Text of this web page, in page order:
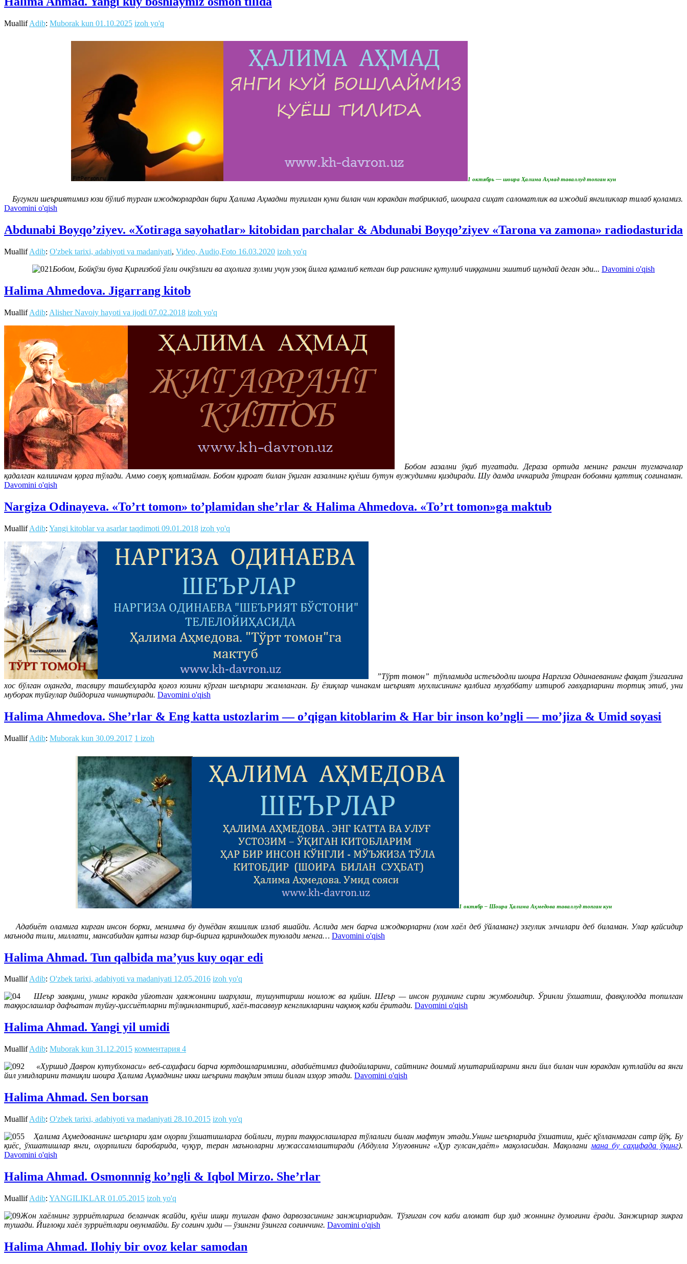
MuallifAdib: Muborak kun 01.10.2025 izoh yo'q
1 октябрь — шоира Ҳалима Аҳмад таваллуд топган кун
Бугунги шеъриятимиз юзи бўлиб турган ижодкорлардан бири Ҳалима Аҳмадни туғилган куни билан чин юракдан табриклаб, шоирага сиҳат саломатлик ва ижодий янгиликлар тилаб қоламиз.
Davomini o'qish
Abdunabi Boyqo’ziyev. «Xotiraga sayohatlar» kitobidan parchalar & Abdunabi Boyqo’ziyev «Tarona va zamona» radiodasturida
MuallifAdib: O'zbek tarixi, adabiyoti va madaniyati, Video, Audio,Foto 16.03.2020 izoh yo'q
Бобом, Бойқўзи бува Қирғизбой ўғли очкўзлиги ва аҳолига зулми учун узоқ йилга қамалиб кетган бир раиснинг қутулиб чиққанини эшитиб шундай деган эди... Davomini o'qish
Halima Ahmedova. Jigarrang kitob
MuallifAdib: Alisher Navoiy hayoti va ijodi 07.02.2018 izoh yo'q
Бобом ғазални ўқиб тугатади. Дераза ортида менинг рангин тугмачалар
қадалган калишчам қорга тўлади. Аммо совуқ қотмайман. Бобом қироат билан ўқиган ғазалнинг қуёши бутун вужудимни қиздиради. Шу дамда ичкарида ўтирган бобомни қаттиқ соғинаман.
Davomini o'qish
Nargiza Odinayeva. «To’rt tomon» to’plamidan she’rlar & Halima Ahmedova. «To’rt tomon»ga maktub
MuallifAdib: Yangi kitoblar va asarlar taqdimoti 09.01.2018 izoh yo'q
”Тўрт томон” тўпламида истеъдодли шоира Наргиза Одинаеванинг фақат ўзигагина
хос бўлган оҳангда, тасвиру ташбеҳларда қоғоз юзини кўрган шеърлари жамланган. Бу ёзиқлар чинакам шеърият мухлисининг қалбига муҳаббату изтироб гавҳарларини тортиқ этиб, уни
муборак туйғулар дийдорига чиниқтиради. Davomini o'qish
Halima Ahmedova. She’rlar & Eng katta ustozlarim — o’qigan kitoblarim & Har bir inson ko’ngli — mo’jiza & Umid soyasi
MuallifAdib: Muborak kun 30.09.2017 1 izoh
1 октябр – Шоира Ҳалима Аҳмедова таваллуд топган кун
Адабиёт оламига кирган инсон борки, менимча бу дунёдан яхшилик излаб яшайди. Аслида мен барча ижодкорларни (хом хаёл деб ўйламанг) эзгулик элчилари деб биламан. Улар қайсидир
маънода тили, миллати, мансабидан қатъи назар бир-бирига қариндошдек туюлади менга… Davomini o'qish
Halima Ahmad. Tun qalbida ma’yus kuy oqar edi
MuallifAdib: O'zbek tarixi, adabiyoti va madaniyati 12.05.2016 izoh yo'q
Шеър завқини, унинг юракда уйғотган ҳаяжонини шарҳлаш, тушунтириш ноилож ва қийин. Шеър — инсон руҳининг сирли жумбоғидир. Ўринли ўхшатиш, фавқулодда топилган
таққослашлар дафъатан туйғу-ҳиссиётларни тўлқинлантириб, хаёл-тасаввур кенгликларини чақмоқ каби ёритади. Davomini o'qish
Halima Ahmad. Yangi yil umidi
MuallifAdib: Muborak kun 31.12.2015 комментария 4
«Хуршид Даврон кутубхонаси» веб-саҳифаси барча юртдошларимизни, адабиётимиз фидойиларини, сайтнинг доимий муштарийларини янги йил билан чин юракдан қутлайди ва янги
йил умидларини таниқли шоира Ҳалима Аҳмаднинг икки шеърини тақдим этиш билан изҳор этади. Davomini o'qish
Halima Ahmad. Sen borsan
MuallifAdib: O'zbek tarixi, adabiyoti va madaniyati 28.10.2015 izoh yo'q
Ҳалима Аҳмедованинг шеърлари ҳам оҳорли ўхшатишларга бойлиги, турли таққослашларга тўлалиги билан мафтун этади.Унинг шеърларида ўхшатиш, қиёс қўлланмаган сатр йўқ. Бу
қиёс, ўхшатишлар янги, оҳорлилиги баробарида, чуқур, теран маъноларни мужассамлаштиради (Абдулла Улуғовнинг «Ҳур гулсан,ҳаёт» мақоласидан. Мақолани мана бу саҳифада ўқинг).
Davomini o'qish
Halima Ahmad. Osmonnnig ko’ngli & Iqbol Mirzo. She’rlar
MuallifAdib: YANGILIKLAR 01.05.2015 izoh yo'q
Жон хаёлнинг зурриётларига беланчак ясайди, қуёш ишқи тушган фано дарвозасининг занжирларидан. Тўзғиган соч каби аломат бир ҳид жоннинг думоғини ёради. Занжирлар зикрга
тушади. Йиғлоқи хаёл зурриётлари овунмайди. Бу соғинч ҳиди — ўзингни ўзингга соғинчинг. Davomini o'qish
Halima Ahmad. Ilohiy bir ovoz kelar samodan